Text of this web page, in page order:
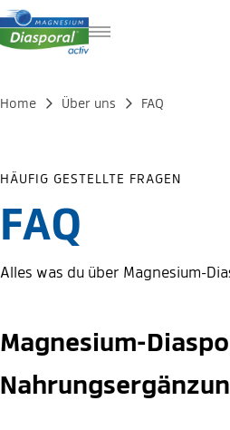
IT
Home Über uns FAQ
HÄUFIG GESTELLTE FRAGEN
FAQ
Alles was du über Magnesium-
Magnesium-